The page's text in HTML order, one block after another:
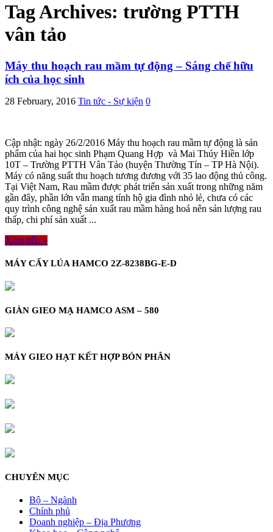
Tag Archives: trường PTTH
vân tảo
Máy thu hoạch rau mầm tự động – Sáng chế hữu
ích của học sinh
28 February, 2016 Tin tức - Sự kiện 0
Cập nhật: ngày 26/2/2016 Máy thu hoạch rau mầm tự động là sản
phẩm của hai học sinh Phạm Quang Hợp và Mai Thúy Hiền lớp
10T – Trường PTTH Vân Tảo (huyện Thường Tín – TP Hà Nội).
Máy có năng suất thu hoạch tương đương với 35 lao động thủ công.
Tại Việt Nam, Rau mầm được phát triển sản xuất trong những năm
gần đây, phần lớn vẫn mang tính hộ gia đình nhỏ lẻ, chưa có các
quy trình công nghệ sản xuất rau mầm hàng hoá nên sản lượng rau
thấp, chi phí sản xuất ...
Xem tiếp »
MÁY CẤY LÚA HAMCO 2Z-8238BG-E-D
GIÀN GIEO MẠ HAMCO ASM – 580
MÁY GIEO HẠT KẾT HỢP BÓN PHÂN
CHUYÊN MỤC
Bộ – Ngành
Chính phủ
Doanh nghiệp – Địa Phương